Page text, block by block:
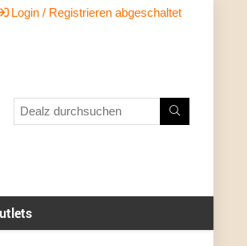
Login / Registrieren abgeschaltet